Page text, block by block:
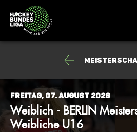
Freitag, 07. August 2026
Weiblich - BERLIN
Weibliche U16